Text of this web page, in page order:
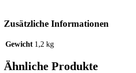
Zusätzliche Informationen
Gewicht 1,2 kg
Ähnliche Produkte